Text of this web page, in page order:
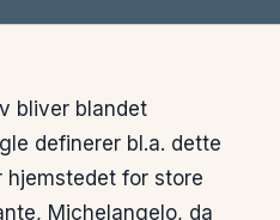
bliver blandet
definerer bl.a. dette
hjemstedet for store
Michelangelo, da